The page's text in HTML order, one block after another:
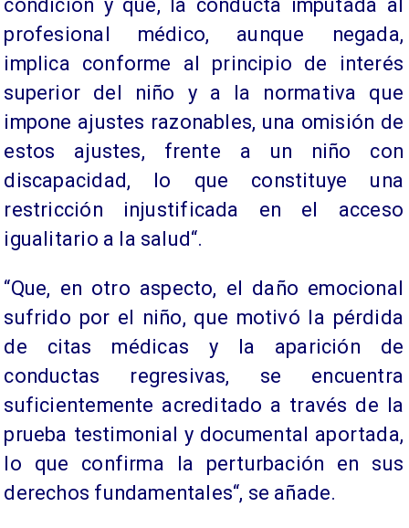
condición y que, la conducta imputada al
profesional médico, aunque negada,
implica conforme al principio de interés
superior del niño y a la normativa que
impone ajustes razonables, una omisión de
estos ajustes, frente a un niño con
discapacidad, lo que constituye una
restricción injustificada en el acceso
igualitario a la salud“.
“Que, en otro aspecto, el daño emocional
sufrido por el niño, que motivó la pérdida
de citas médicas y la aparición de
conductas regresivas, se encuentra
suficientemente acreditado a través de la
prueba testimonial y documental aportada,
lo que confirma la perturbación en sus
derechos fundamentales“, se añade.